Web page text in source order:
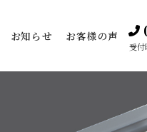
お知らせ お客様の声
受